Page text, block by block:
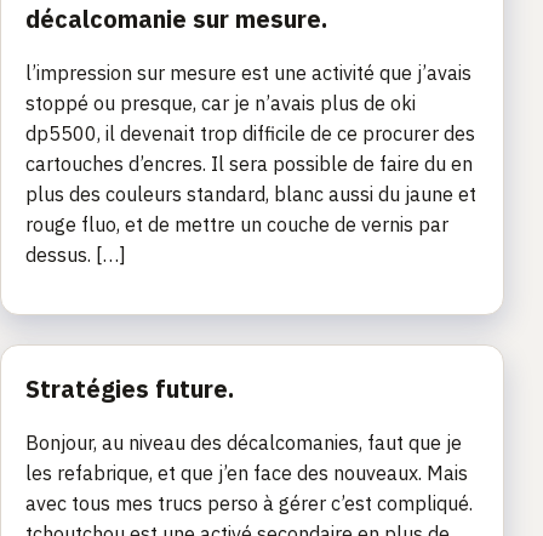
décalcomanie sur mesure.
l’impression sur mesure est une activité que j’avais
stoppé ou presque, car je n’avais plus de oki
dp5500, il devenait trop difficile de ce procurer des
cartouches d’encres. Il sera possible de faire du en
plus des couleurs standard, blanc aussi du jaune et
rouge fluo, et de mettre un couche de vernis par
dessus. […]
Stratégies future.
Bonjour, au niveau des décalcomanies, faut que je
les refabrique, et que j’en face des nouveaux. Mais
avec tous mes trucs perso à gérer c’est compliqué.